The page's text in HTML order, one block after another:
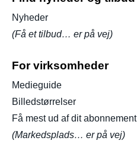
Nyheder
(Få et tilbud… er på vej)
For virksomheder
Medieguide
Billedstørrelser
Få mest ud af dit abonnement
(Markedsplads… er på vej)